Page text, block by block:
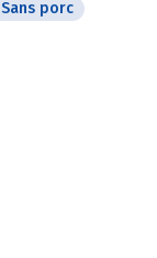
Sans porc